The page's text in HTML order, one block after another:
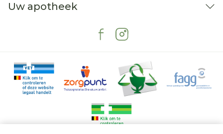
Toegenomen lichaamsgewicht
Netelroos (urticaria), huiduitslag, jeuk
(pruritus)
Tandenknarsen, gejaagdheid,
zenuwachtigheid, paniekaanvallen,
Verstoorde slaap, smaakverstoring,
Uw apotheek